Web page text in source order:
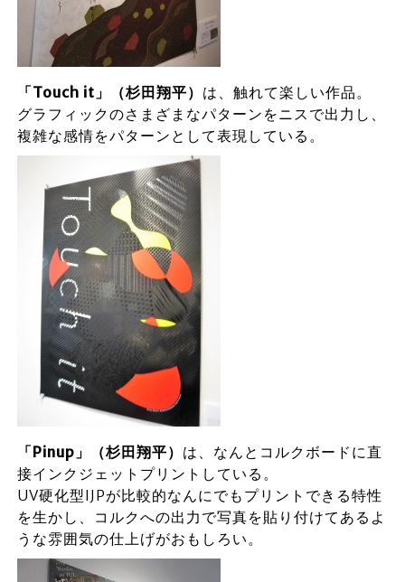
「Touch it」（杉田翔平） は、触れて楽しい作品。
グラフィックのさまざまなパターンをニスで出力し、
複雑な感情をパターンとして表現している。
「Pinup」（杉田翔平） は、なんとコルクボードに直
接インクジェットプリントしている。
UV硬化型IJPが比較的なんにでもプリントできる特性
を生かし、コルクへの出力で写真を貼り付けてあるよ
うな雰囲気の仕上げがおもしろい。